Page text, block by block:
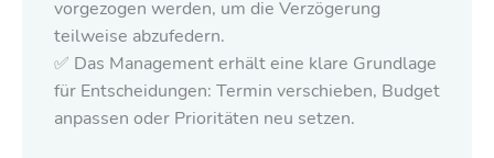
vorgezogen werden, um die Verzögerung
teilweise abzufedern.
✅ Das Management erhält eine klare Grundlage
für Entscheidungen: Termin verschieben, Budget
anpassen oder Prioritäten neu setzen.